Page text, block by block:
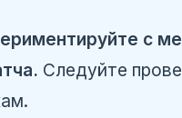
с
Следуйте